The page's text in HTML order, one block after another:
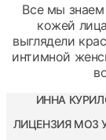
Все мы знаем
кожей
выглядели
интимной
ИННА
ЛИЦЕНЗИЯ МОЗ